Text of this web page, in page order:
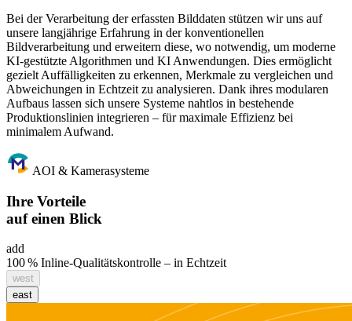
Bei der Verarbeitung der erfassten Bilddaten stützen wir uns auf
unsere langjährige Erfahrung in der konventionellen
Bildverarbeitung und erweitern diese, wo notwendig, um moderne
KI-gestützte Algorithmen und KI Anwendungen. Dies ermöglicht
gezielt Auffälligkeiten zu erkennen, Merkmale zu vergleichen und
Abweichungen in Echtzeit zu analysieren. Dank ihres modularen
Aufbaus lassen sich unsere Systeme nahtlos in bestehende
Produktionslinien integrieren – für maximale Effizienz bei
minimalem Aufwand.
AOI & Kamerasysteme
Ihre Vorteile
auf einen Blick
add
100 % Inline-Qualitätskontrolle – in Echtzeit
west
east